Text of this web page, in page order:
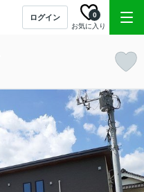
ログイン
お気に入り
0